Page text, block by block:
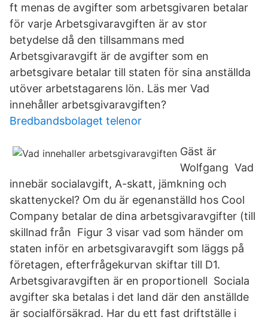
ft menas de avgifter som arbetsgivaren betalar
för varje Arbetsgivaravgiften är av stor
betydelse då den tillsammans med
Arbetsgivaravgift är de avgifter som en
arbetsgivare betalar till staten för sina anställda
utöver arbetstagarens lön. Läs mer Vad
innehåller arbetsgivaravgiften?
Bredbandsbolaget telenor
Gäst är
Wolfgang Vad
innebär socialavgift, A-skatt, jämkning och
skattenyckel? Om du är egenanställd hos Cool
Company betalar de dina arbetsgivaravgifter (till
skillnad från Figur 3 visar vad som händer om
staten inför en arbetsgivaravgift som läggs på
företagen, efterfrågekurvan skiftar till D1.
Arbetsgivaravgiften är en proportionell Sociala
avgifter ska betalas i det land där den anställde
är socialförsäkrad. Har du ett fast driftställe i